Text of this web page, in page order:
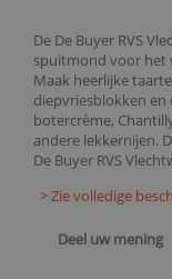
De De Buyer RVS
spuitmond voor het
Maak heerlijke
diepvriesblokken
botercrème,
andere lekkernijen.
De Buyer RVS
> Zie volledige
Deel uw mening